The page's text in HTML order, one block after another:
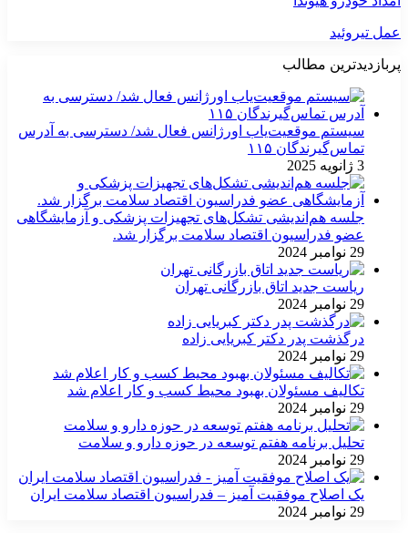
عمل تیروئید
پربازدیدترین مطالب
سیستم موقعیت‌یاب اورژانس فعال شد/ دسترسی به آدرس
تماس‌گیرندگان ۱۱۵
3 ژانویه 2025
جلسه هم‌اندیشی تشکل‌های تجهیزات پزشکی و آزمایشگاهی
عضو فدراسیون اقتصاد سلامت برگزار شد.
29 نوامبر 2024
ریاست جدید اتاق بازرگانی تهران
29 نوامبر 2024
درگذشت پدر دکتر کبریایی زاده
29 نوامبر 2024
تکالیف مسئولان بهبود محیط کسب و کار اعلام شد
29 نوامبر 2024
تحلیل برنامه هفتم توسعه در حوزه دارو و سلامت
29 نوامبر 2024
یک اصلاح موفقیت آمیز – فدراسیون اقتصاد سلامت ایران
29 نوامبر 2024